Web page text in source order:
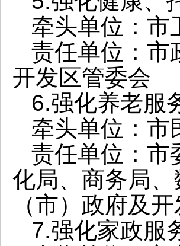
牵头单位：市
责任单位：市
开发区管委会
6.强化养老服
牵头单位：市
责任单位：市
化局、商务局
（市）政府及
7.强化家政服